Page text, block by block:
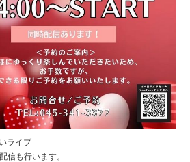
ライブ
信も行います。